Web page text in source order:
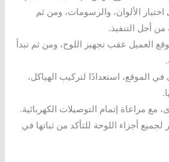
اختيار الألوان، والرسومات، ومن ثم
أجل التنفيذ.
العميل عقب تجهيز اللوح، ومن ثم تبدأ
الموقع، استعدادًا لتركيب الهياكل،
مع مراعاة إتمام التوصيلات الكهربائية.
أجزاء اللوحة للتأكد من ثباتها في